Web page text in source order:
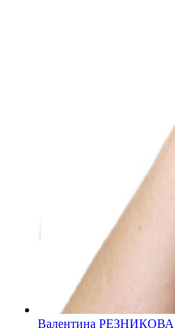
Валентина РЕЗНИКОВА